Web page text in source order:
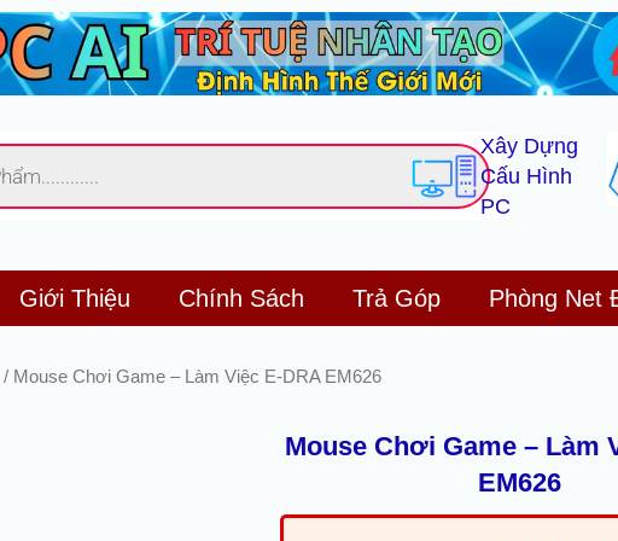
Xây Dựng
Cấu Hình
PC
Giới Thiệu Chính Sách Trả Góp Phòng Net
/ Mouse Chơi Game – Làm Việc E-DRA EM626
Mouse Chơi Game – Làm
EM626
Giá